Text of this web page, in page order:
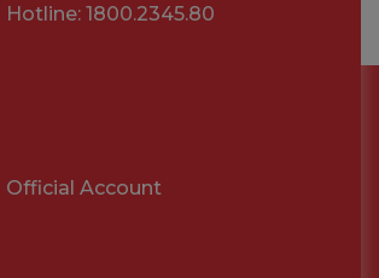
Hotline: 1800.2345.80
Official Account